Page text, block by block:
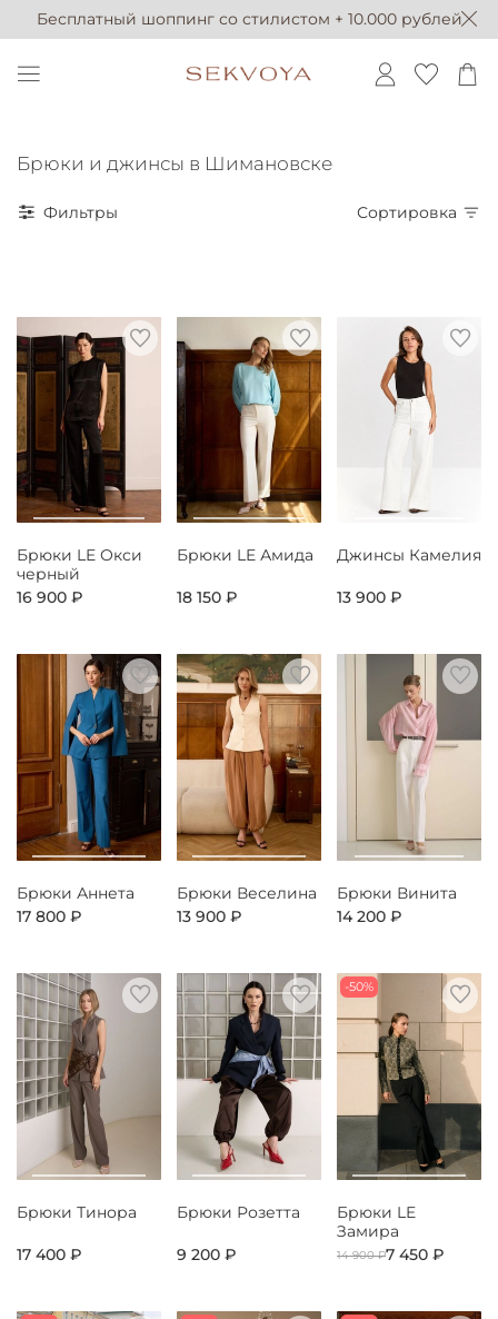
Бесплатный шоппинг со стилистом + 10.000 рублей
Брюки и джинсы в Шимановске
Фильтры Сортировка
Брюки LE Окси
черный
16 900 ₽
Брюки LE Амида
18 150 ₽
Джинсы Камелия
13 900 ₽
Брюки Аннета
17 800 ₽
Брюки Веселина
13 900 ₽
Брюки Винита
14 200 ₽
Брюки Тинора
17 400 ₽
Брюки Розетта
9 200 ₽
-50%
Брюки LE
Замира
14 900 ₽7 450 ₽